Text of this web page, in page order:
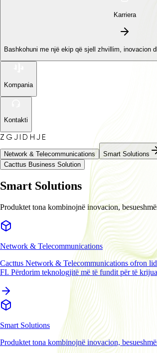
Karriera
Bashkohuni me një ekip që sjell zhvillim, inovacion
Kompania
Kontakti
ZGJIDHJE
Network & Telecommunications Smart Solutions
Cacttus Business Solution
Smart Solutions
Produktet tona kombinojnë inovacion,
Network & Telecommunications
Cacttus Network & Telecommunications ofron
FI. Përdorim teknologjitë më të fundit për të
Smart Solutions
Produktet tona kombinojnë inovacion,